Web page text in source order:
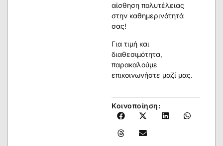
αίσθηση πολυτέλειας
στην καθημερινότητά
σας!
Για τιμή και
διαθεσιμότητα,
παρακαλούμε
επικοινωνήστε μαζί μας.
Κοινοποίηση: